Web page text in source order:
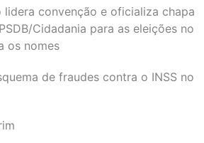
lidera convenção e oficializa chapa
Cidadania para as eleições no
os nomes
de fraudes contra o INSS no